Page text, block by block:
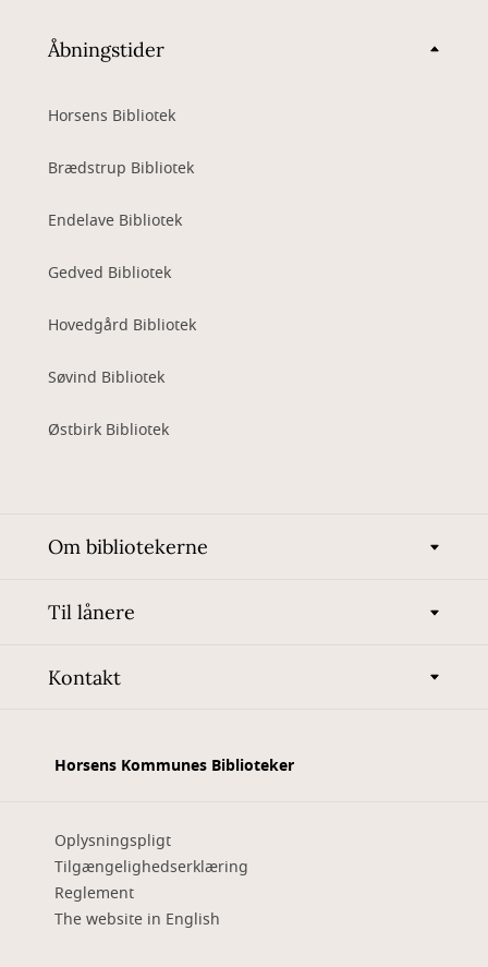
Åbningstider
Horsens Bibliotek
Brædstrup Bibliotek
Endelave Bibliotek
Gedved Bibliotek
Hovedgård Bibliotek
Søvind Bibliotek
Østbirk Bibliotek
Om bibliotekerne
Til lånere
Kontakt
Horsens Kommunes Biblioteker
Oplysningspligt
Tilgængelighedserklæring
Reglement
The website in English